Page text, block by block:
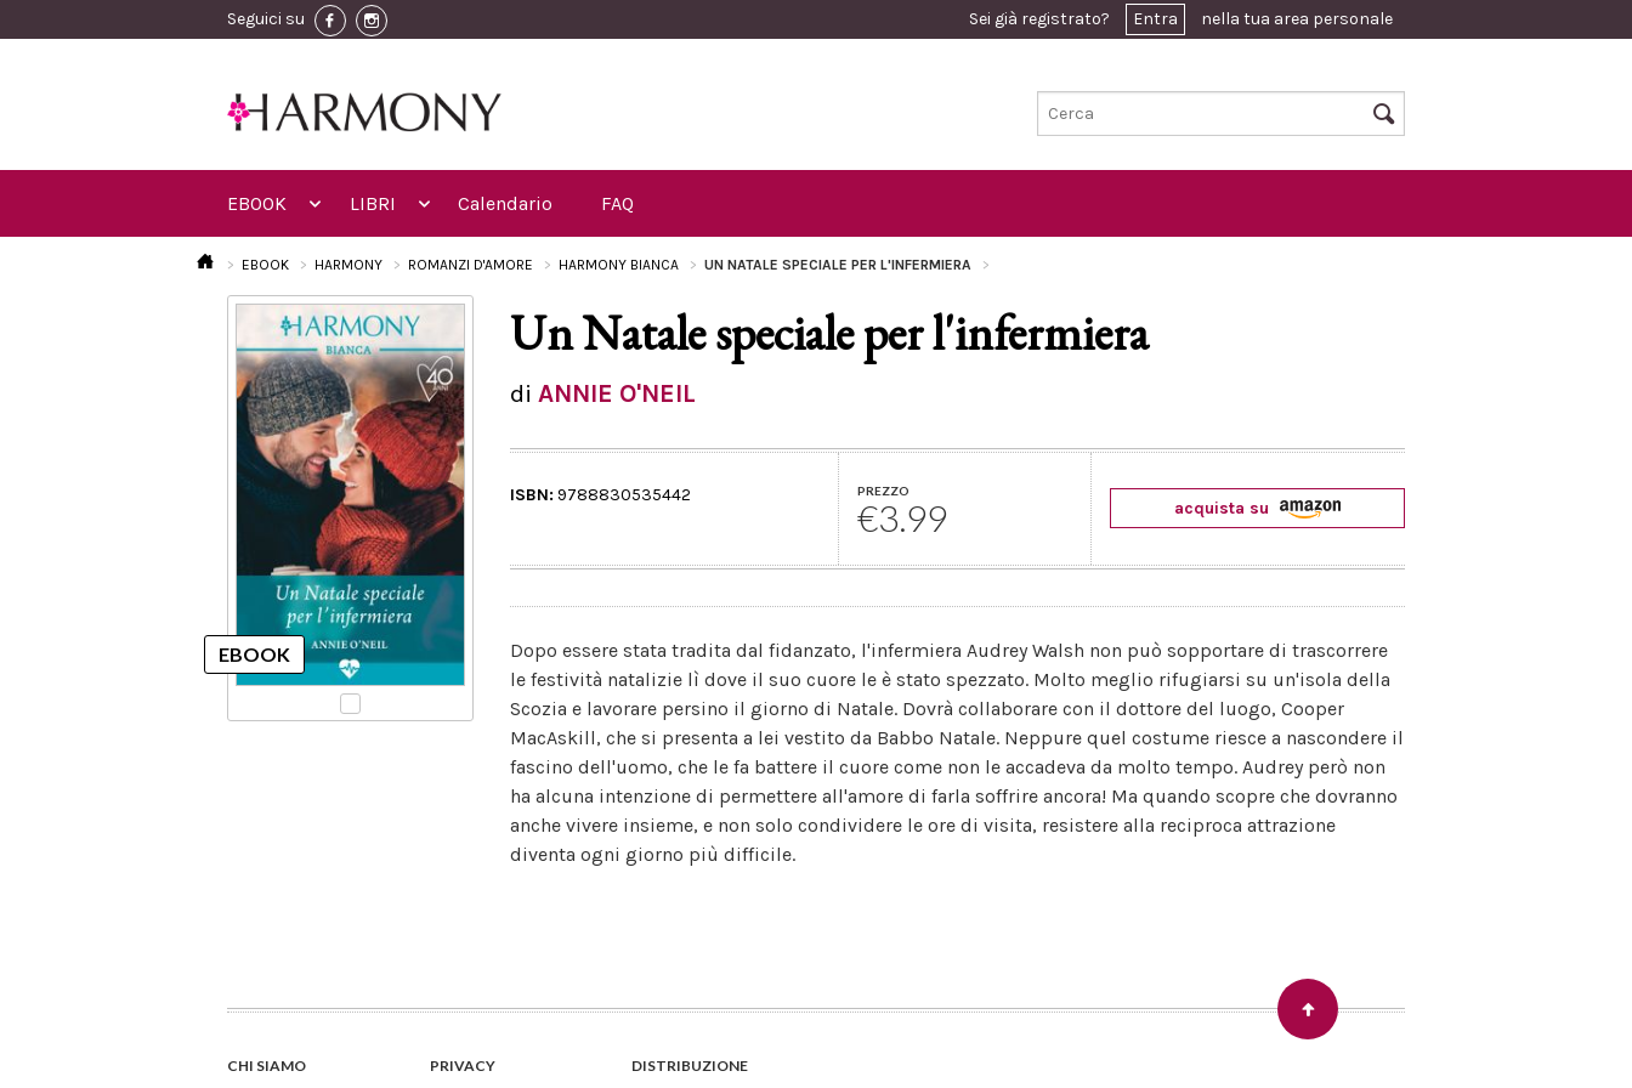
Seguici su Sei già registrato? Entra nella tua area personale
EBOOK LIBRI Calendario FAQ
EBOOK HARMONY ROMANZI D'AMORE HARMONY BIANCA UN NATALE SPECIALE PER L'INFERMIERA
Un Natale speciale per l'infermiera
diANNIE O'NEIL
ISBN: 9788830535442 PREZZO
€3.99 acquista su
Dopo essere stata tradita dal fidanzato, l'infermiera Audrey Walsh non può sopportare di trascorrere
le festività natalizie lì dove il suo cuore le è stato spezzato. Molto meglio rifugiarsi su un'isola della
Scozia e lavorare persino il giorno di Natale. Dovrà collaborare con il dottore del luogo, Cooper
MacAskill, che si presenta a lei vestito da Babbo Natale. Neppure quel costume riesce a nascondere il
fascino dell'uomo, che le fa battere il cuore come non le accadeva da molto tempo. Audrey però non
ha alcuna intenzione di permettere all'amore di farla soffrire ancora! Ma quando scopre che dovranno
anche vivere insieme, e non solo condividere le ore di visita, resistere alla reciproca attrazione
diventa ogni giorno più difficile.
CHI SIAMO
PRIVACY
DISTRIBUZIONE